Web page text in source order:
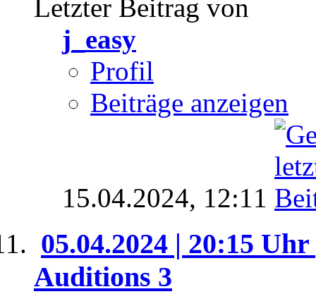
Letzter Beitrag von
j_easy
Profil
Beiträge anzeigen
15.04.2024, 12:11
05.04.2024 | 20:15
Auditions 3